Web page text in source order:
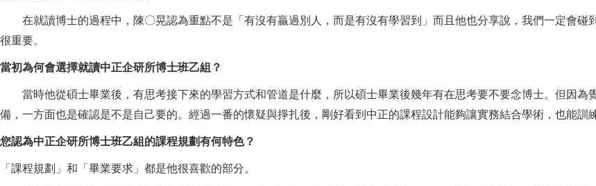
在就讀博士的過程中，陳〇晃認為重點不是「有沒有贏過別人，而是有沒有學習到」而且他也分享說，我們一定會碰
很重要。
當初為何會選擇就讀中正企研所博士班乙組？
當時他從碩士畢業後，有思考接下來的學習方式和管道是什麼，所以碩士畢業後幾年有在思考要不要念博士。但因為
備，一方面也是確認是不是自己要的。經過一番的懷疑與掙扎後，剛好看到中正的課程設計能夠讓實務結合學術，也能訓
您認為中正企研所博士班乙組的課程規劃有何特色？
「課程規劃」和「畢業要求」都是他很喜歡的部分。